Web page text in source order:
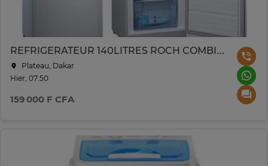
REFRIGERATEUR 140LITRES ROCH COMBINE 3TIROIRS GRIS
Plateau, Dakar
Hier, 07:50
159 000 F CFA